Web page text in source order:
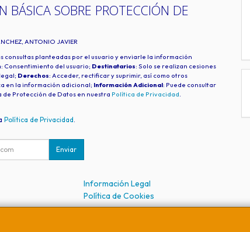
BÁSICA SOBRE PROTECCIÓN DE
ANTONIO JAVIER
consultas planteadas por el usuario y enviarle la información
: Consentimiento del usuario; Destinatarios: Solo se realizan cesiones
Derechos: Acceder, rectificar y suprimir, así como otros
en la información adicional; Información Adicional: Puede consultar
Protección de Datos en nuestra Política de Privacidad.
Política de Privacidad
Enviar
Información Legal
Política de Cookies